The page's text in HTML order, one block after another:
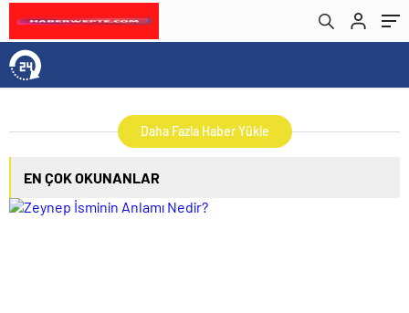
Daha Fazla Haber Yükle
EN ÇOK OKUNANLAR